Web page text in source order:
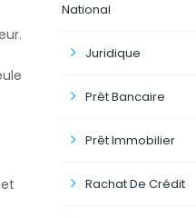
National
Juridique
Prêt Bancaire
Prêt Immobilier
Rachat De Crédit